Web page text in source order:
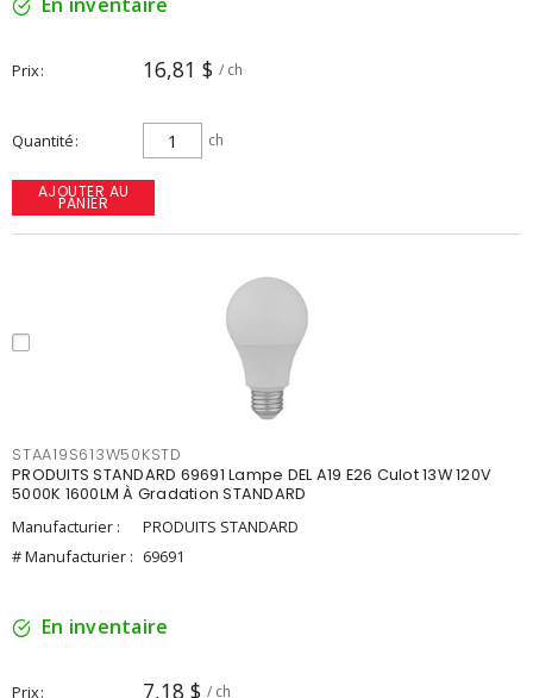
Prix 16,81 $ / ch
Quantité ch
AJOUTER AU
PANIER
STAA19S613W50KSTD
PRODUITS STANDARD 69691 Lampe DEL A19 E26 Culot 13W 120V
5000K 1600LM À Gradation STANDARD
Manufacturier :
PRODUITS STANDARD
# Manufacturier : 69691
En inventaire
Prix 7,18 $ / ch